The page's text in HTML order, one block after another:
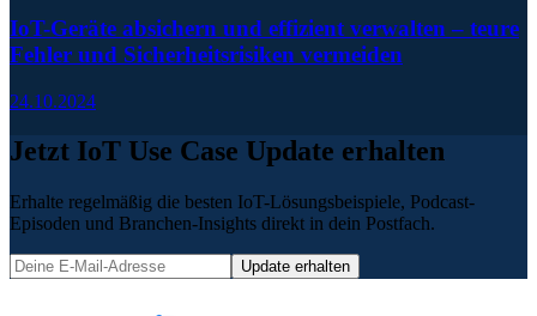
IoT-Geräte absichern und effizient verwalten – teure
Fehler und Sicherheitsrisiken vermeiden
24.10.2024
Jetzt IoT Use Case Update erhalten
Erhalte regelmäßig die besten IoT-Lösungsbeispiele, Podcast-
Episoden und Branchen-Insights direkt in dein Postfach.
Update erhalten